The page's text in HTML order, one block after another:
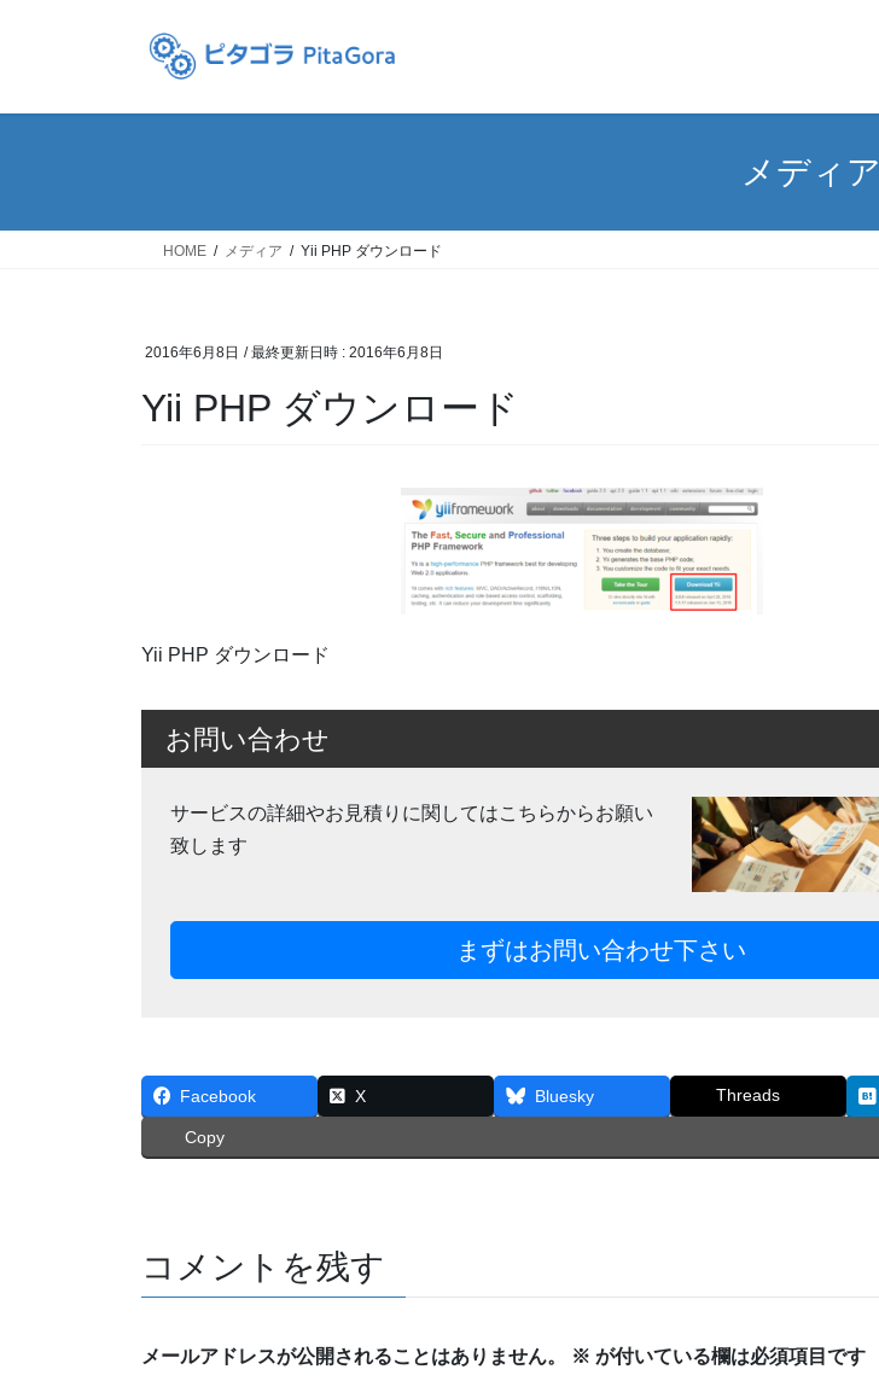
メディア
HOME メディア Yii PHP ダウンロード
2016年6月8日 / 最終更新日時 : 2016年6月8日
Yii PHP ダウンロード
Yii PHP ダウンロード
お問い合わせ
サービスの詳細やお見積りに関してはこちらからお願い
致します
まずはお問い合わせ下さい
Facebook X Bluesky Threads
Copy
コメントを残す
メールアドレスが公開されることはありません。 ※ が付いている欄は必須項目です